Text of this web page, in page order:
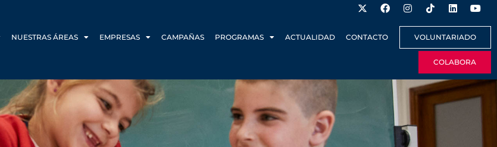
NUESTRAS ÁREAS EMPRESAS CAMPAÑAS PROGRAMAS ACTUALIDAD CONTACTO VOLUNTARIADO
COLABORA